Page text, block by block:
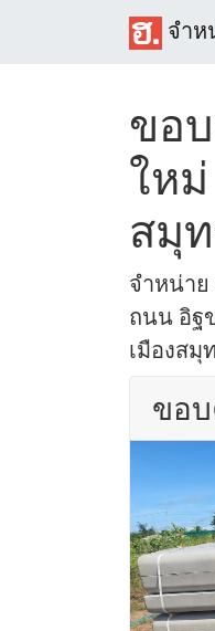
จำห
ขอ
ให
สมุ
จำหน่า
ถนน อิฐ
เมืองสมุ
ขอ